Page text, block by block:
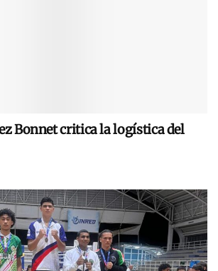
Bonnet critica la logística del